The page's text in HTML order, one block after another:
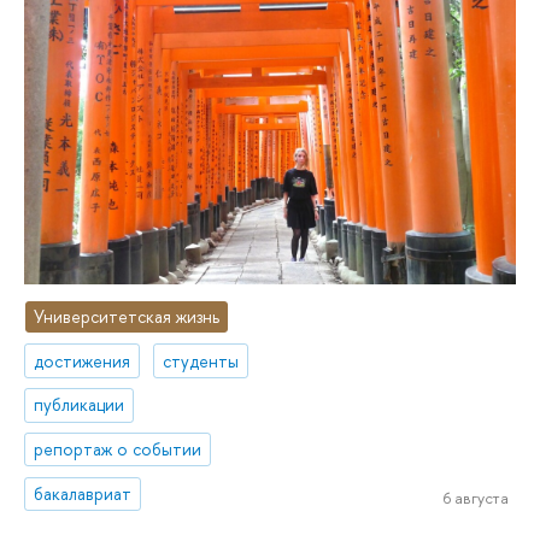
Университетская жизнь
достижения
студенты
публикации
репортаж о событии
бакалавриат
6 августа